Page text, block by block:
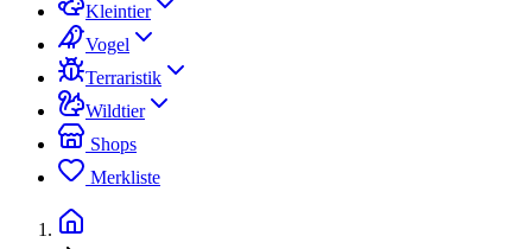
Kleintier
Vogel
Terraristik
Wildtier
Shops
Merkliste